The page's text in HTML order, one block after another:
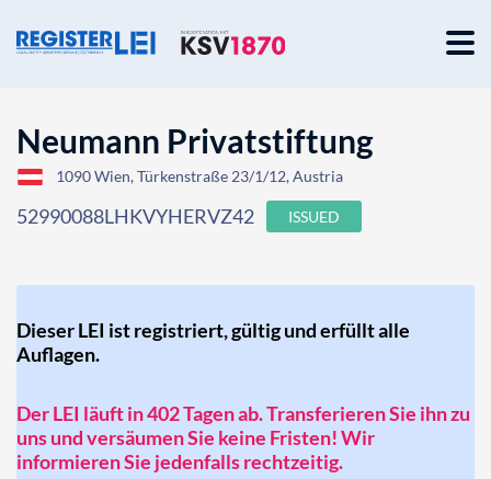
Neumann Privatstiftung
1090 Wien, Türkenstraße 23/1/12, Austria
52990088LHKVYHERVZ42 ISSUED
Dieser LEI ist registriert, gültig und erfüllt alle
Auflagen.
Der LEI läuft in 402 Tagen ab. Transferieren Sie ihn zu
uns und versäumen Sie keine Fristen! Wir
informieren Sie jedenfalls rechtzeitig.